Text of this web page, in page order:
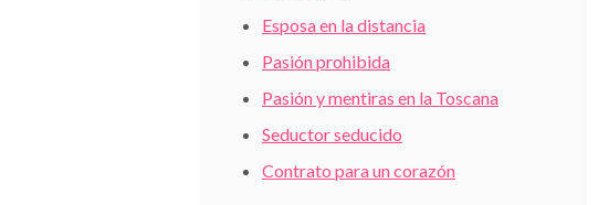
Esposa en la distancia
Pasión prohibida
Pasión y mentiras en la Toscana
Seductor seducido
Contrato para un corazón